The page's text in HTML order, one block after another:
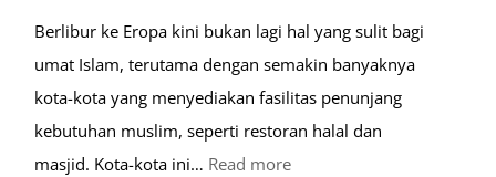
Masjid
Nabawi
Berlibur ke Eropa kini bukan lagi hal yang sulit bagi
umat Islam, terutama dengan semakin banyaknya
kota-kota yang menyediakan fasilitas penunjang
kebutuhan muslim, seperti restoran halal dan
masjid. Kota-kota ini… Read more: